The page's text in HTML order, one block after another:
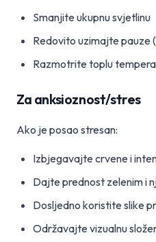
Smanjite ukupnu svjetlinu
Redovito uzimajte
Razmotrite toplu
Za anksioznost/stres
Ako je posao stresan:
Izbjegavajte crvene i
Dajte prednost zelenim i
Dosljedno koristite slike
Održavajte vizualnu